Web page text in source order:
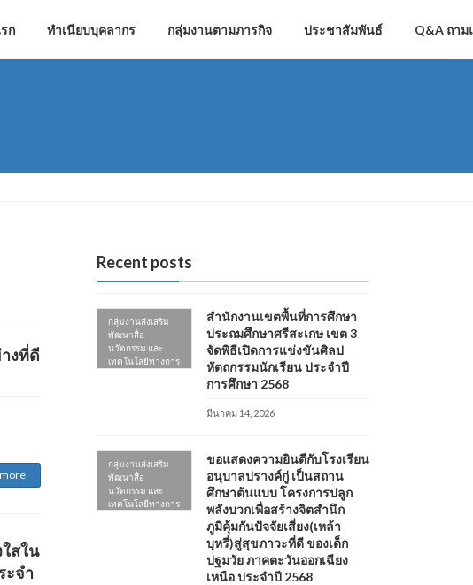
ก ทำเนียบบุคลากร กลุ่มงานตามภารกิจ ประชาสัมพันธ์ Q&A ถา
งที่ดี
สใน
ะจำ
Recent posts
กลุ่มงานส่งเสริม
พัฒนาสื่อ
นวัตกรรม และ
เทคโนโลยีทางการ
สำนักงานเขตพื้นที่การศึกษา
ประถมศึกษาศรีสะเกษ เขต 3
จัดพิธีเปิดการแข่งขันศิลป
หัตถกรรมนักเรียน ประจำปี
การศึกษา 2568
มีนาคม 14, 2026
กลุ่มงานส่งเสริม
พัฒนาสื่อ
นวัตกรรม และ
เทคโนโลยีทางการ
ขอแสดงความยินดีกับโรงเรียน
อนุบาลปรางค์กู่ เป็นสถาน
ศึกษาต้นแบบ โครงการปลูก
พลังบวกเพื่อสร้างจิตสำนึก
ภูมิคุ้มกันปัจจัยเสี่ยง(เหล้า
บุหรี่)สู่สุขภาวะที่ดี ของเด็ก
ปฐมวัย ภาคตะวันออกเฉียง
เหนือ ประจำปี 2568